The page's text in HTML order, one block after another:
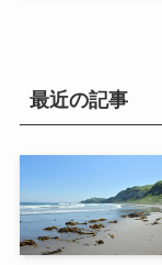
最近の記事